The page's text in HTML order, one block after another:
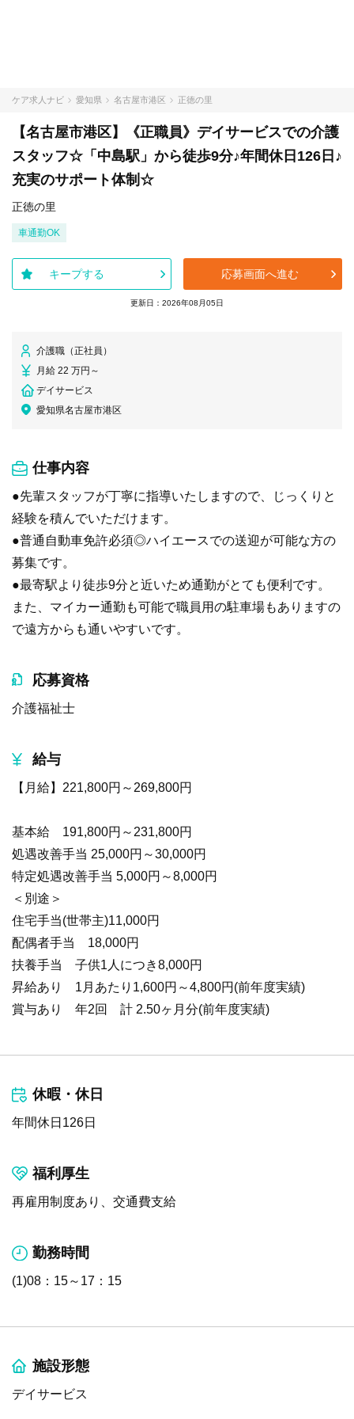
ケア求人ナビ 愛知県 名古屋市港区 正徳の里
【名古屋市港区】《正職員》デイサービスでの介護
スタッフ☆「中島駅」から徒歩9分♪年間休日126日♪
充実のサポート体制☆
正徳の里
車通勤OK
キープする 応募画面へ進む
更新日：2026年08月05日
介護職（正社員）
月給 22 万円～
デイサービス
愛知県名古屋市港区
仕事内容
●先輩スタッフが丁寧に指導いたしますので、じっくりと
経験を積んでいただけます。
●普通自動車免許必須◎ハイエースでの送迎が可能な方の
募集です。
●最寄駅より徒歩9分と近いため通勤がとても便利です。
また、マイカー通勤も可能で職員用の駐車場もありますの
で遠方からも通いやすいです。
応募資格
介護福祉士
給与
【月給】221,800円～269,800円
基本給 191,800円～231,800円
処遇改善手当 25,000円～30,000円
特定処遇改善手当 5,000円～8,000円
＜別途＞
住宅手当(世帯主)11,000円
配偶者手当 18,000円
扶養手当 子供1人につき8,000円
昇給あり 1月あたり1,600円～4,800円(前年度実績)
賞与あり 年2回 計 2.50ヶ月分(前年度実績)
休暇・休日
年間休日126日
福利厚生
再雇用制度あり、交通費支給
勤務時間
(1)08：15～17：15
施設形態
デイサービス